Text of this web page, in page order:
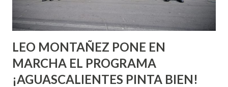
experiencia te dirá, siempre es mejor cuando ambas partes
son suficientemen...
LEO MONTAÑEZ PONE EN
MARCHA EL PROGRAMA
¡AGUASCALIENTES PINTA BIEN!